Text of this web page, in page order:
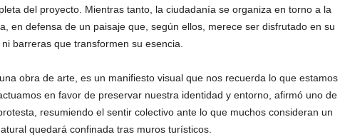
del proyecto. Mientras tanto, la ciudadanía se organiza en torno a la
en defensa de un paisaje que, según ellos, merece ser disfrutado en su
barreras que transformen su esencia.
obra de arte, es un manifiesto visual que nos recuerda lo que estamos
en favor de preservar nuestra identidad y entorno, afirmó uno de
resumiendo el sentir colectivo ante lo que muchos consideran un
quedará confinada tras muros turísticos.